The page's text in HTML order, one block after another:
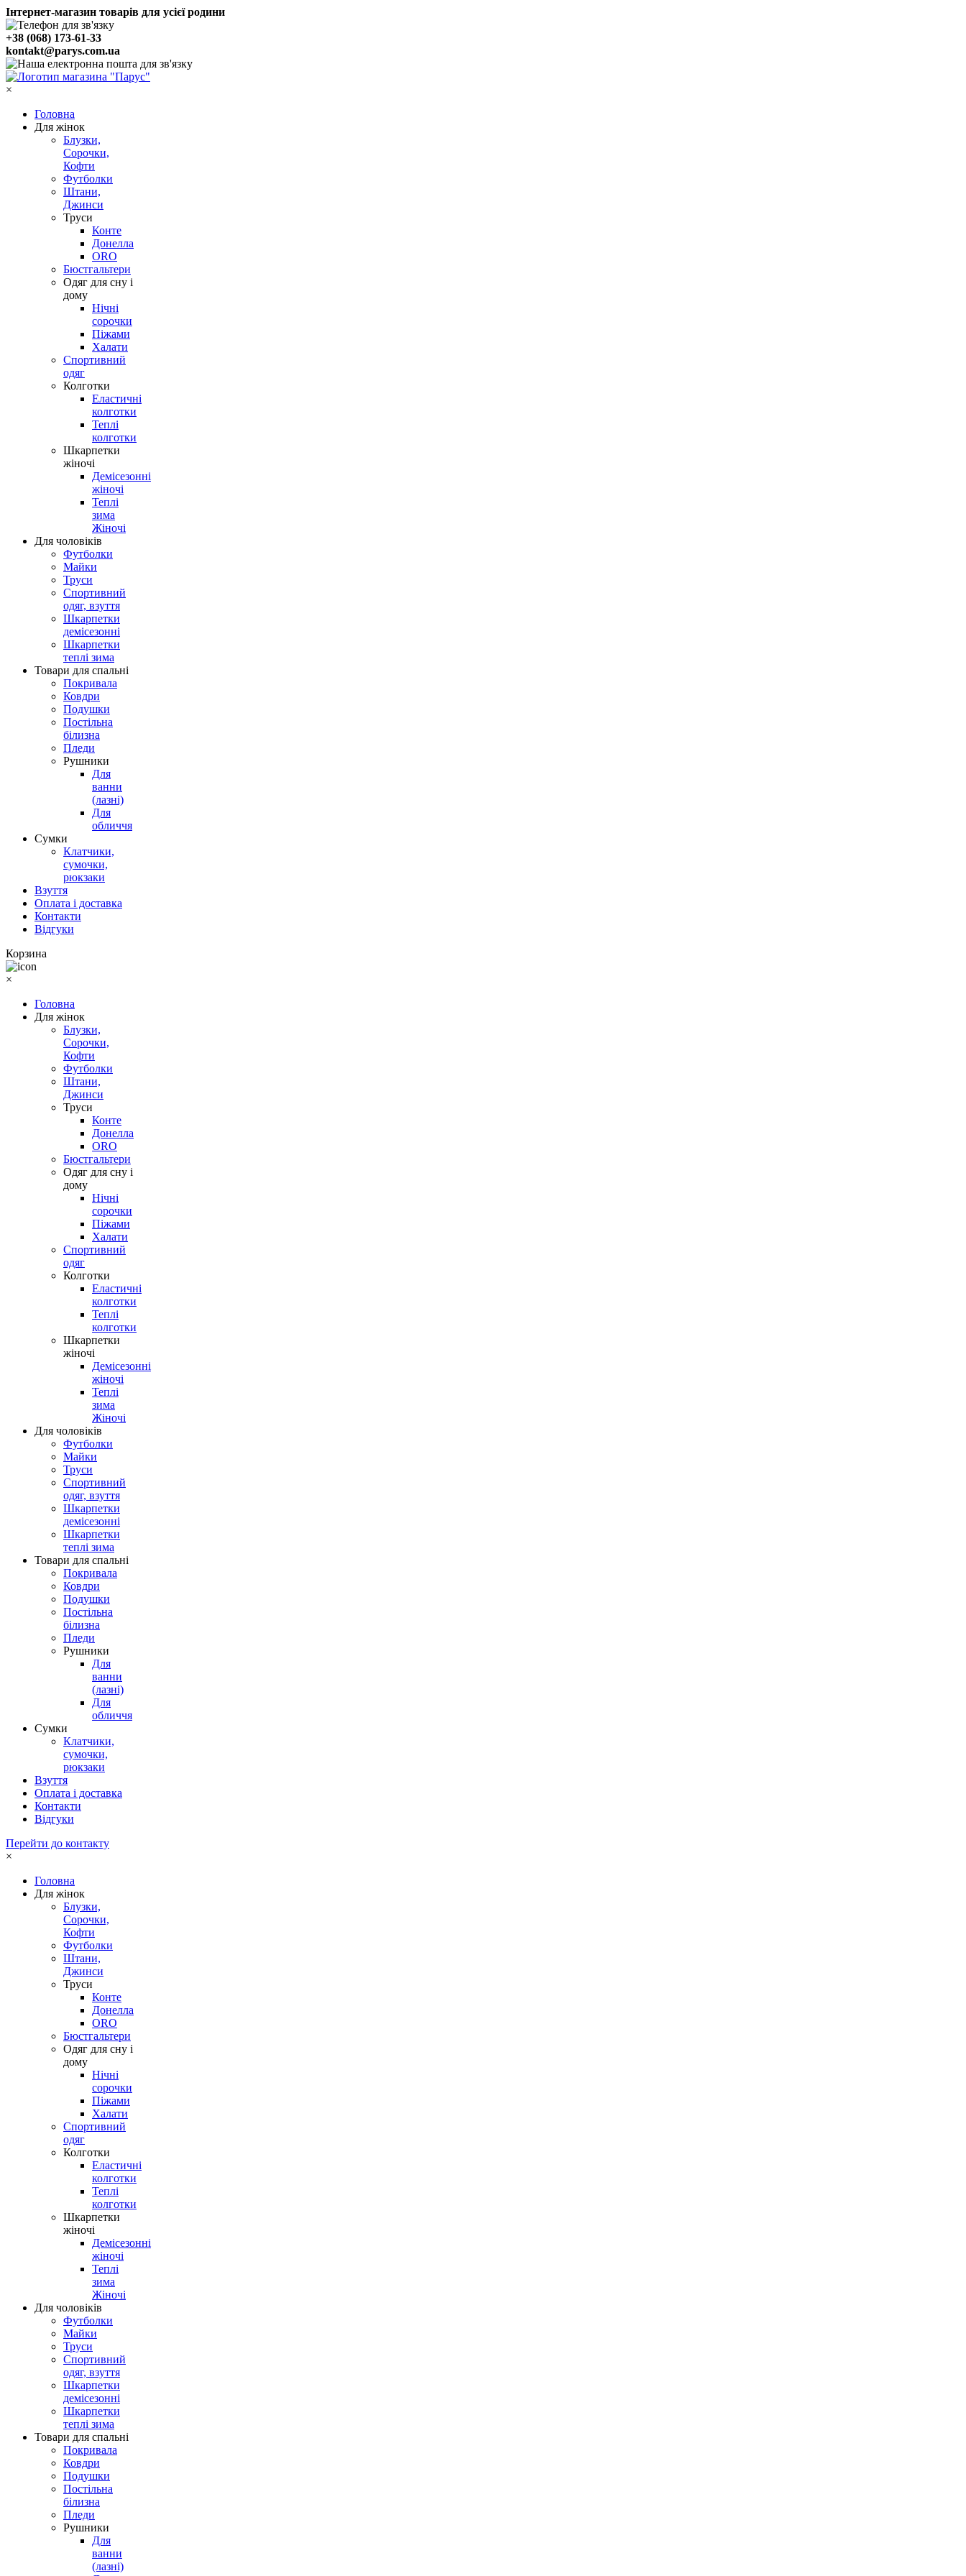
Інтернет-магазин товарів для усієї родини
+38 (068) 173-61-33
kontakt@parys.com.ua
×
Головна
Для жінок
Блузки,
Сорочки,
Кофти
Футболки
Штани,
Джинси
Труси
Конте
Донелла
ORO
Бюстгальтери
Одяг для сну і
дому
Нічні
сорочки
Піжами
Халати
Спортивний
одяг
Колготки
Еластичні
колготки
Теплі
колготки
Шкарпетки
жіночі
Демісезонні
жіночі
Теплі
зима
Жіночі
Для чоловіків
Футболки
Майки
Труси
Спортивний
одяг, взуття
Шкарпетки
демісезонні
Шкарпетки
теплі зима
Товари для спальні
Покривала
Ковдри
Подушки
Постільна
білизна
Пледи
Рушники
Для
ванни
(лазні)
Для
обличчя
Сумки
Клатчики,
сумочки,
рюкзаки
Взуття
Оплата і доставка
Контакти
Відгуки
Корзина
×
Головна
Для жінок
Блузки,
Сорочки,
Кофти
Футболки
Штани,
Джинси
Труси
Конте
Донелла
ORO
Бюстгальтери
Одяг для сну і
дому
Нічні
сорочки
Піжами
Халати
Спортивний
одяг
Колготки
Еластичні
колготки
Теплі
колготки
Шкарпетки
жіночі
Демісезонні
жіночі
Теплі
зима
Жіночі
Для чоловіків
Футболки
Майки
Труси
Спортивний
одяг, взуття
Шкарпетки
демісезонні
Шкарпетки
теплі зима
Товари для спальні
Покривала
Ковдри
Подушки
Постільна
білизна
Пледи
Рушники
Для
ванни
(лазні)
Для
обличчя
Сумки
Клатчики,
сумочки,
рюкзаки
Взуття
Оплата і доставка
Контакти
Відгуки
Перейти до контакту
×
Головна
Для жінок
Блузки,
Сорочки,
Кофти
Футболки
Штани,
Джинси
Труси
Конте
Донелла
ORO
Бюстгальтери
Одяг для сну і
дому
Нічні
сорочки
Піжами
Халати
Спортивний
одяг
Колготки
Еластичні
колготки
Теплі
колготки
Шкарпетки
жіночі
Демісезонні
жіночі
Теплі
зима
Жіночі
Для чоловіків
Футболки
Майки
Труси
Спортивний
одяг, взуття
Шкарпетки
демісезонні
Шкарпетки
теплі зима
Товари для спальні
Покривала
Ковдри
Подушки
Постільна
білизна
Пледи
Рушники
Для
ванни
(лазні)